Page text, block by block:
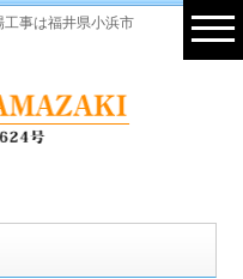
事は福井県小浜市